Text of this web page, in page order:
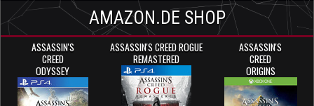
AMAZON.DE SHOP
ASSASSIN'S
CREED
ODYSSEY
ASSASSIN'S CREED ROGUE
REMASTERED
ASSASSIN'S
CREED
ORIGINS